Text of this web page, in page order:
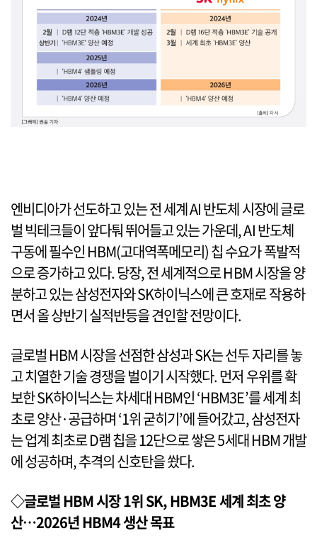
엔비디아가 선도하고 있는 전 세계 AI 반도체 시장에 글로
벌 빅테크들이 앞다퉈 뛰어들고 있는 가운데, AI 반도체
구동에 필수인 HBM(고대역폭메모리) 칩 수요가 폭발적
으로 증가하고 있다. 당장, 전 세계적으로 HBM 시장을 양
분하고 있는 삼성전자와 SK하이닉스에 큰 호재로 작용하
면서 올 상반기 실적반등을 견인할 전망이다.
글로벌 HBM 시장을 선점한 삼성과 SK는 선두 자리를 놓
고 치열한 기술 경쟁을 벌이기 시작했다. 먼저 우위를 확
보한 SK하이닉스는 차세대 HBM인 ‘HBM3E’를 세계 최
초로 양산·공급하며 ‘1위 굳히기’에 들어갔고, 삼성전자
는 업계 최초로 D램 칩을 12단으로 쌓은 5세대 HBM 개발
에 성공하며, 추격의 신호탄을 쐈다.
◇글로벌 HBM 시장 1위 SK, HBM3E 세계 최초 양
산…2026년 HBM4 생산 목표